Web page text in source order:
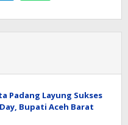
Padang Layung Sukses
Bupati Aceh Barat